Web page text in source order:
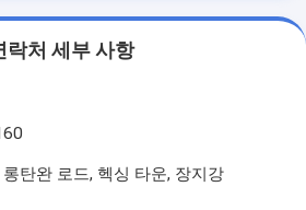
락처 세부 사항
탄완 로드, 헥싱 타운, 장지강